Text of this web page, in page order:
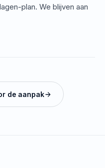
plan. We blijven aan
de aanpak